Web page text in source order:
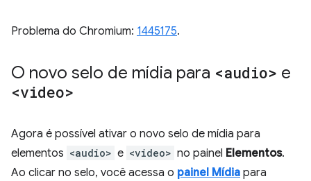
Problema do Chromium: 1445175.
O novo selo de mídia para <audio> e
<video>
Agora é possível ativar o novo selo de mídia para
elementos <audio> e <video> no painel Elementos.
Ao clicar no selo, você acessa o painel Mídia para